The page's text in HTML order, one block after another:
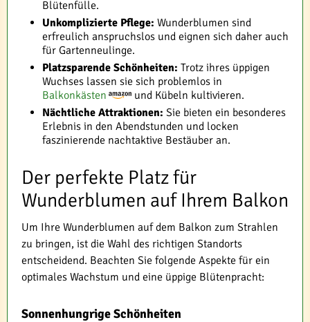
Blütenfülle.
Unkomplizierte Pflege: Wunderblumen sind
erfreulich anspruchslos und eignen sich daher auch
für Gartenneulinge.
Platzsparende Schönheiten: Trotz ihres üppigen
Wuchses lassen sie sich problemlos in
Balkonkästen
und Kübeln kultivieren.
Nächtliche Attraktionen: Sie bieten ein besonderes
Erlebnis in den Abendstunden und locken
faszinierende nachtaktive Bestäuber an.
Der perfekte Platz für
Wunderblumen auf Ihrem Balkon
Um Ihre Wunderblumen auf dem Balkon zum Strahlen
zu bringen, ist die Wahl des richtigen Standorts
entscheidend. Beachten Sie folgende Aspekte für ein
optimales Wachstum und eine üppige Blütenpracht:
Sonnenhungrige Schönheiten